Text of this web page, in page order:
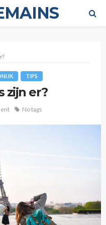
TIPS
zijn er?
No tags